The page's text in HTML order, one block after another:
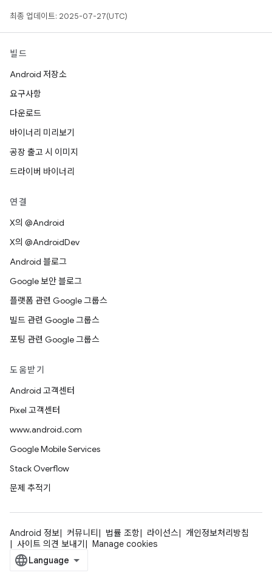
최종 업데이트: 2025-07-27(UTC)
빌드
Android 저장소
요구사항
다운로드
바이너리 미리보기
공장 출고 시 이미지
드라이버 바이너리
연결
X의 @Android
X의 @AndroidDev
Android 블로그
Google 보안 블로그
플랫폼 관련 Google 그룹스
빌드 관련 Google 그룹스
포팅 관련 Google 그룹스
도움받기
Android 고객센터
Pixel 고객센터
www.android.com
Google Mobile Services
Stack Overflow
문제 추적기
Android 정보 커뮤니티 법률 조항 라이선스
개인정보처리방침
사이트 의견 보내기
Manage cookies